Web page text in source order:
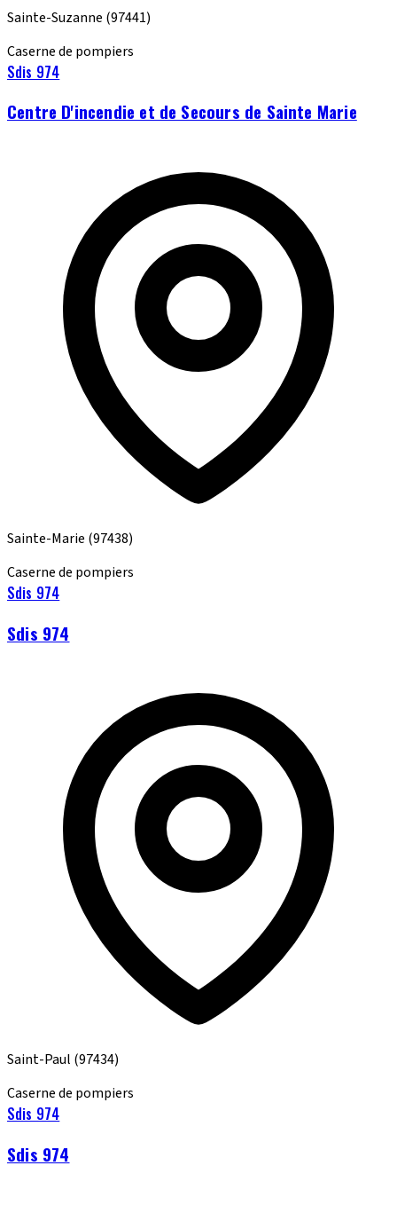
Sainte-Suzanne (97441)
Caserne de pompiers
Sdis 974
Centre D'incendie et de Secours de Sainte Marie
Sainte-Marie (97438)
Caserne de pompiers
Sdis 974
Sdis 974
Saint-Paul (97434)
Caserne de pompiers
Sdis 974
Sdis 974